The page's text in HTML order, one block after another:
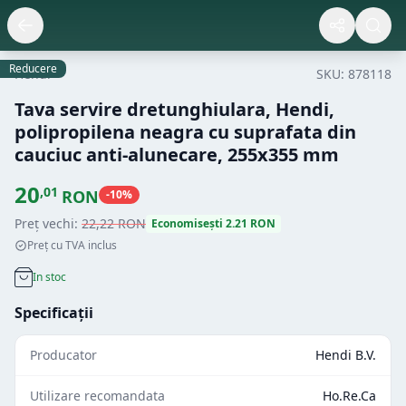
Reducere
Hendi SKU: 878118
Tava servire dretunghiulara, Hendi,
polipropilena neagra cu suprafata din
cauciuc anti-alunecare, 255x355 mm
20,01 RON -10%
Preț vechi: 22,22RON Economisești 2.21 RON
Preț cu TVA inclus
In stoc
Specificații
Producator Hendi B.V.
Utilizare recomandata Ho.Re.Ca